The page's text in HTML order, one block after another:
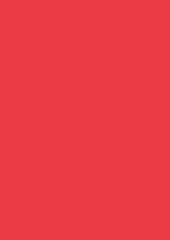
de
valor de la naturaleza en la
de Capital Natural para